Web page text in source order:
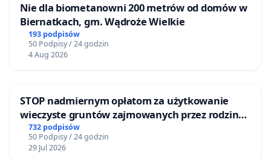
Nie dla biometanowni 200 metrów od domów w
Biernatkach, gm. Wądroże Wielkie
193 podpisów
50 Podpisy / 24 godzin
4 Aug 2026
STOP nadmiernym opłatom za użytkowanie
wieczyste gruntów zajmowanych przez rodzinne
ogrody działkowe.
732 podpisów
50 Podpisy / 24 godzin
29 Jul 2026